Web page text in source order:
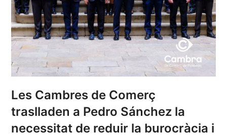
Les Cambres de Comerç
traslladen a Pedro Sánchez la
necessitat de reduir la burocràcia i